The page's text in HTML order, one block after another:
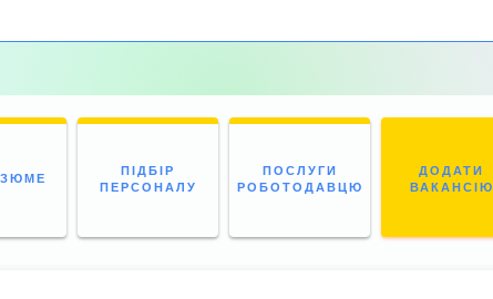
ПІДБІР
ПЕРСОНАЛУ
ПОСЛУГИ
РОБОТОДАВЦЮ
ДОДАТИ
ВАКАНСІЮ